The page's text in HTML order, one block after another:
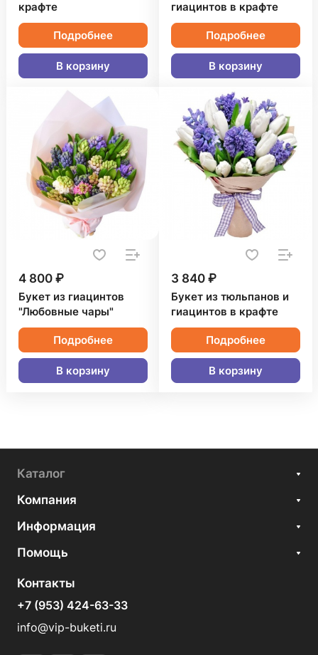
крафте
Подробнее
В корзину
гиацинтов в крафте
Подробнее
В корзину
4 800 ₽
Букет из гиацинтов
"Любовные чары"
Подробнее
В корзину
3 840 ₽
Букет из тюльпанов и
гиацинтов в крафте
Подробнее
В корзину
Каталог
Компания
Информация
Помощь
Контакты
+7 (953) 424-63-33
info@vip-buketi.ru